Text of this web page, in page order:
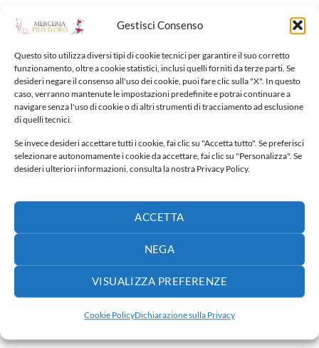
Gestisci Consenso
Questo sito utilizza diversi tipi di cookie tecnici per garantire il suo corretto
funzionamento, oltre a cookie statistici, inclusi quelli forniti da terze parti. Se
desideri negare il consenso all'uso dei cookie, puoi fare clic sulla "X". In questo
caso, verranno mantenute le impostazioni predefinite e potrai continuare a
navigare senza l'uso di cookie o di altri strumenti di tracciamento ad esclusione
di quelli tecnici.
Se invece desideri accettare tutti i cookie, fai clic su "Accetta tutto". Se preferisci
selezionare autonomamente i cookie da accettare, fai clic su "Personalizza". Se
desideri ulteriori informazioni, consulta la nostra Privacy Policy.
ACCETTA
NEGA
VISUALIZZA PREFERENZE
Cookie PolicyDichiarazione sulla Privacy
Fiocco nascita
30,00€
Fiocco nascita
65,00€
Fiocco nascita
Lenzuola carrozzina lettino
65,00€-110,00€Fascia
di
prezzo:
65,00 €